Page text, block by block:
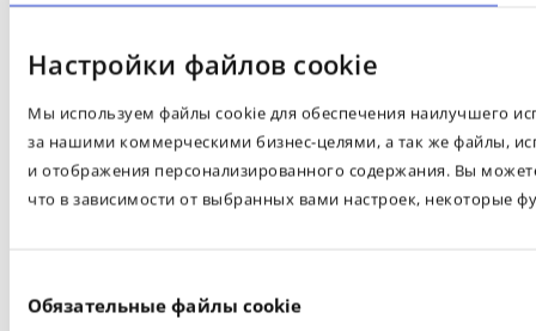
Настройки файлов cookie
Мы используем файлы cookie для обеспечения наилучшего
за нашими коммерческими бизнес-целями, а так же файлы,
и отображения персонализированного содержания. Вы
что в зависимости от выбранных вами настроек, некоторые
согласия
Обязательные файлы cookie